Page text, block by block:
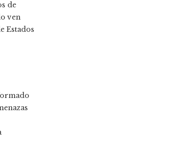
de
ven
Estados